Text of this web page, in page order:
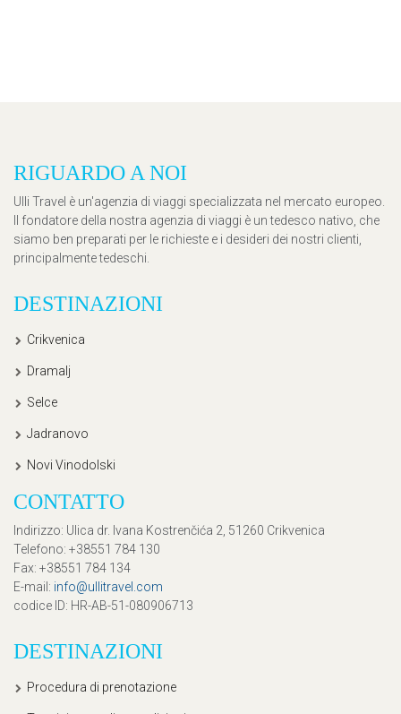
RIGUARDO A NOI
Ulli Travel è un'agenzia di viaggi specializzata nel mercato europeo.
Il fondatore della nostra agenzia di viaggi è un tedesco nativo, che
siamo ben preparati per le richieste e i desideri dei nostri clienti,
principalmente tedeschi.
DESTINAZIONI
Crikvenica
Dramalj
Selce
Jadranovo
Novi Vinodolski
CONTATTO
Indirizzo: Ulica dr. Ivana Kostrenčića 2, 51260 Crikvenica
Telefono: +38551 784 130
Fax: +38551 784 134
E-mail : info@ullitravel.com
codice ID: HR-AB-51-080906713
DESTINAZIONI
Procedura di prenotazione